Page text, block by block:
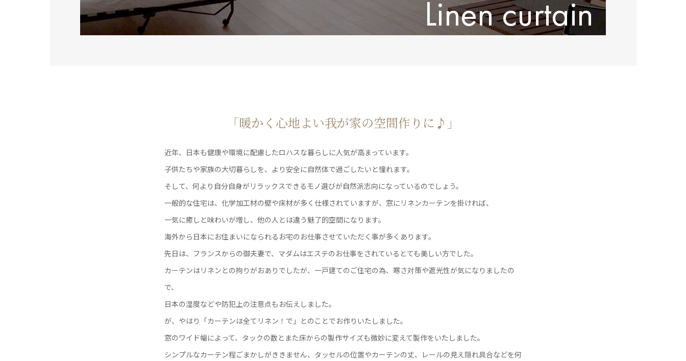
「暖かく心地よい我が家の空間作りに♪」
近年、日本も健康や環境に配慮したロハスな暮らしに人気が高まっています。
子供たちや家族の大切暮らしを、より安全に自然体で過ごしたいと憧れます。
そして、何より自分自身がリラックスできるモノ選びが自然派志向になっているのでしょう。
一般的な住宅は、化学加工材の壁や床材が多く仕様されていますが、窓にリネンカーテンを掛ければ、
一気に癒しと味わいが増し、他の人とは違う魅了的空間になります。
海外から日本にお住まいになられるお宅のお仕事させていただく事が多くあります。
先日は、フランスからの御夫妻で、マダムはエステのお仕事をされているとても美しい方でした。
カーテンはリネンとの拘りがおありでしたが、一戸建てのご住宅の為、寒さ対策や遮光性が気になりましたの
で、
日本の湿度などや防犯上の注意点もお伝えしました。
が、やはり「カーテンは全てリネン！で」とのことでお作りいたしました。
窓のワイド幅によって、タックの数とまた床からの製作サイズも微妙に変えて製作をいたしました。
シンプルなカーテン程ごまかしがききません、タッセルの位置やカーテンの丈、レールの見え隠れ具合などを何